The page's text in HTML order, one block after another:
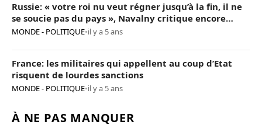
Russie: « votre roi nu veut régner jusqu’à la fin, il ne
se soucie pas du pays », Navalny critique encore
Poutine
MONDE - POLITIQUE•il y a 5 ans
France: les militaires qui appellent au coup d’Etat
risquent de lourdes sanctions
MONDE - POLITIQUE•il y a 5 ans
À NE PAS MANQUER